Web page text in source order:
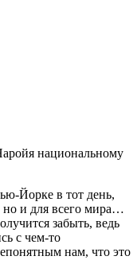
национальному
Йорке в тот день,
но и для всего мира…
забыть, ведь
с чем-то
нам, что это